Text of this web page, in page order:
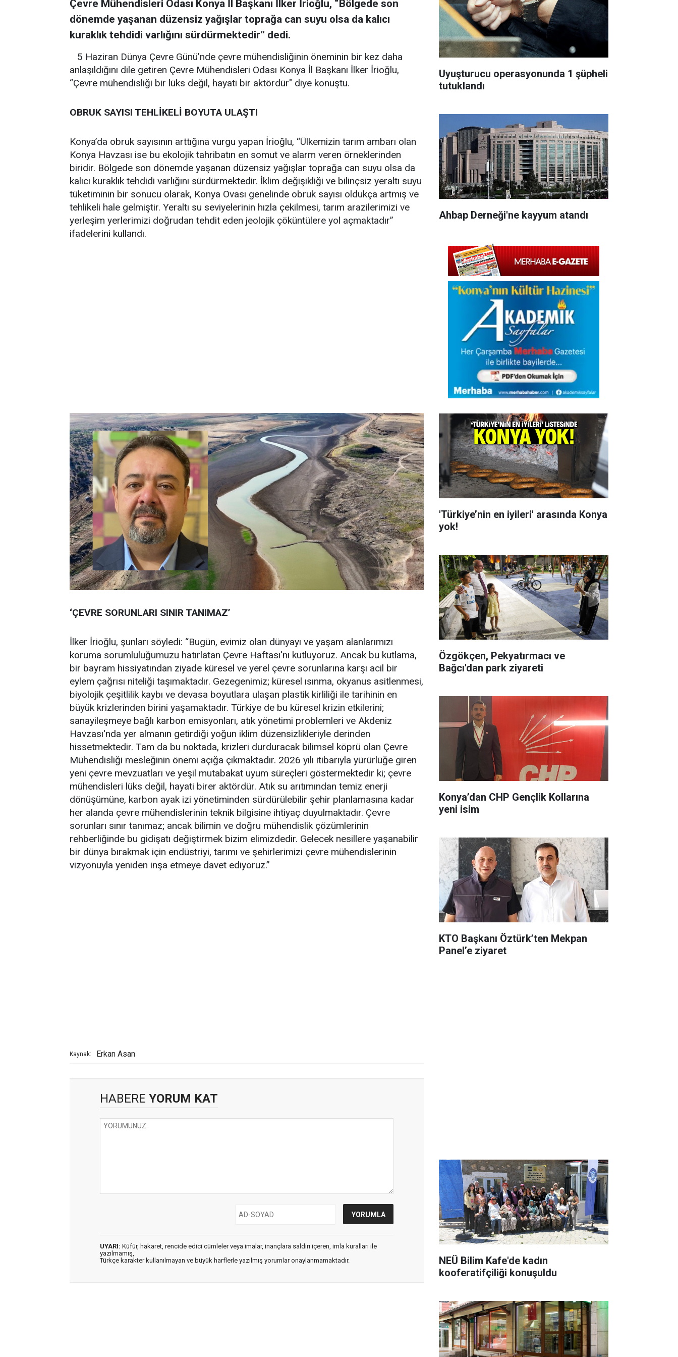
Çevre Mühendisleri Odası Konya İl Başkanı İlker İrioğlu, “Bölgede son
dönemde yaşanan düzensiz yağışlar toprağa can suyu olsa da kalıcı
kuraklık tehdidi varlığını sürdürmektedir” dedi.
5 Haziran Dünya Çevre Günü’nde çevre mühendisliğinin öneminin bir kez daha
anlaşıldığını dile getiren Çevre Mühendisleri Odası Konya İl Başkanı İlker İrioğlu,
“Çevre mühendisliği bir lüks değil, hayati bir aktördür" diye konuştu.
OBRUK SAYISI TEHLİKELİ BOYUTA ULAŞTI
Konya’da obruk sayısının arttığına vurgu yapan İrioğlu, “Ülkemizin tarım ambarı olan
Konya Havzası ise bu ekolojik tahribatın en somut ve alarm veren örneklerinden
biridir. Bölgede son dönemde yaşanan düzensiz yağışlar toprağa can suyu olsa da
kalıcı kuraklık tehdidi varlığını sürdürmektedir. İklim değişikliği ve bilinçsiz yeraltı suyu
tüketiminin bir sonucu olarak, Konya Ovası genelinde obruk sayısı oldukça artmış ve
tehlikeli hale gelmiştir. Yeraltı su seviyelerinin hızla çekilmesi, tarım arazilerimizi ve
yerleşim yerlerimizi doğrudan tehdit eden jeolojik çöküntülere yol açmaktadır”
ifadelerini kullandı.
‘ÇEVRE SORUNLARI SINIR TANIMAZ’
İlker İrioğlu, şunları söyledi: “Bugün, evimiz olan dünyayı ve yaşam alanlarımızı
koruma sorumluluğumuzu hatırlatan Çevre Haftası'nı kutluyoruz. Ancak bu kutlama,
bir bayram hissiyatından ziyade küresel ve yerel çevre sorunlarına karşı acil bir
eylem çağrısı niteliği taşımaktadır. Gezegenimiz; küresel ısınma, okyanus asitlenmesi,
biyolojik çeşitlilik kaybı ve devasa boyutlara ulaşan plastik kirliliği ile tarihinin en
büyük krizlerinden birini yaşamaktadır. Türkiye de bu küresel krizin etkilerini;
sanayileşmeye bağlı karbon emisyonları, atık yönetimi problemleri ve Akdeniz
Havzası'nda yer almanın getirdiği yoğun iklim düzensizlikleriyle derinden
hissetmektedir. Tam da bu noktada, krizleri durduracak bilimsel köprü olan Çevre
Mühendisliği mesleğinin önemi açığa çıkmaktadır. 2026 yılı itibarıyla yürürlüğe giren
yeni çevre mevzuatları ve yeşil mutabakat uyum süreçleri göstermektedir ki; çevre
mühendisleri lüks değil, hayati birer aktördür. Atık su arıtımından temiz enerji
dönüşümüne, karbon ayak izi yönetiminden sürdürülebilir şehir planlamasına kadar
her alanda çevre mühendislerinin teknik bilgisine ihtiyaç duyulmaktadır. Çevre
sorunları sınır tanımaz; ancak bilimin ve doğru mühendislik çözümlerinin
rehberliğinde bu gidişatı değiştirmek bizim elimizdedir. Gelecek nesillere yaşanabilir
bir dünya bırakmak için endüstriyi, tarımı ve şehirlerimizi çevre mühendislerinin
vizyonuyla yeniden inşa etmeye davet ediyoruz.”
Kaynak: Erkan Asan
HABERE YORUM KAT
UYARI: Küfür, hakaret, rencide edici cümleler veya imalar, inançlara saldırı içeren, imla kuralları ile
yazılmamış,
Türkçe karakter kullanılmayan ve büyük harflerle yazılmış yorumlar onaylanmamaktadır.
Uyuşturucu operasyonunda 1 şüpheli
tutuklandı
Ahbap Derneği'ne kayyum atandı
'Türkiye’nin en iyileri' arasında Konya
yok!
Özgökçen, Pekyatırmacı ve
Bağcı'dan park ziyareti
Konya’dan CHP Gençlik Kollarına
yeni isim
KTO Başkanı Öztürk’ten Mekpan
Panel’e ziyaret
NEÜ Bilim Kafe'de kadın
kooferatifçiliği konuşuldu